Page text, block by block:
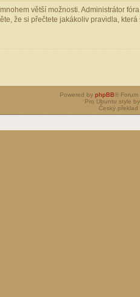
větší možnosti. Administrátor
že si přečtete jakákoliv pravidla, která
Powered by phpBB® Forum
Pro Ubuntu style by
Český překlad